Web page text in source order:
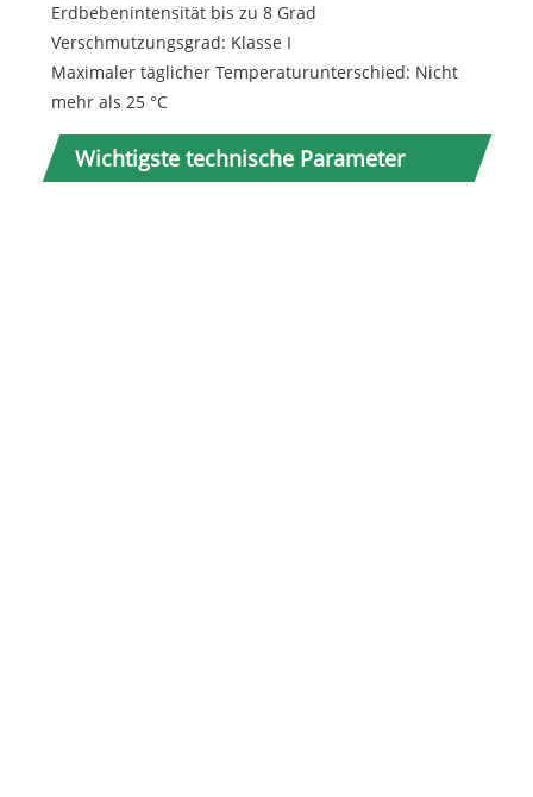
Erdbebenintensität bis zu 8 Grad
Verschmutzungsgrad: Klasse I
Maximaler täglicher Temperaturunterschied: Nicht
mehr als 25 °C
Wichtigste technische Parameter